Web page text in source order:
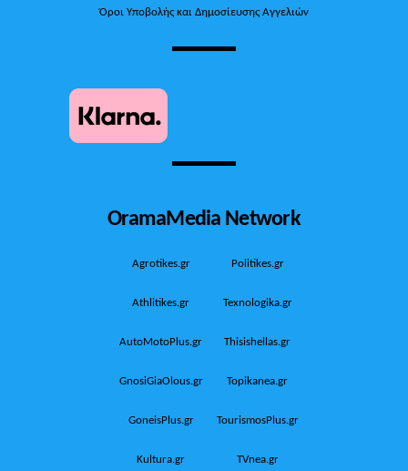
Όροι Υποβολής και Δημοσίευσης Αγγελιών
OramaMedia Network
Agrotikes.gr Politikes.gr
Athlitikes.gr Texnologika.gr
AutoMotoPlus.gr Thisishellas.gr
GnosiGiaOlous.gr Topikanea.gr
GoneisPlus.gr TourismosPlus.gr
Kultura.gr TVnea.gr